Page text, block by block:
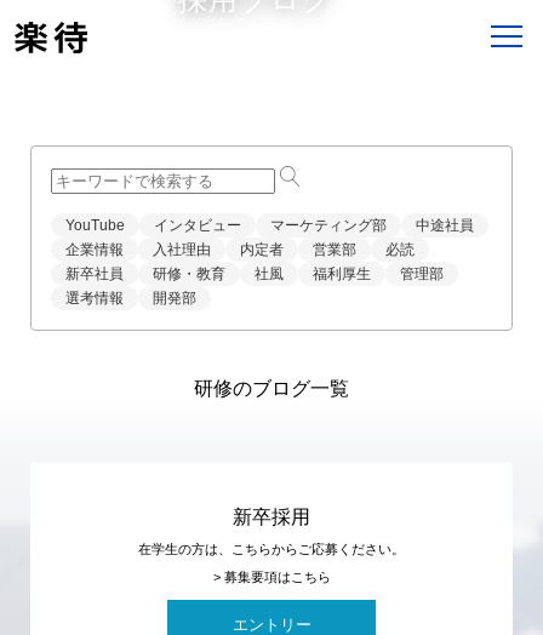
イベント
採用
YouTube インタビュー マーケティング部
中途社員
企業情報
入社理由 内定者 営業部
必読
新卒社員
研修・教育 社風 福利厚生
管理部
選考情報
開発部
研修のブログ一覧
新卒採用
在学生の方は、こちらからご応募ください。
> 募集要項はこちら
エントリー